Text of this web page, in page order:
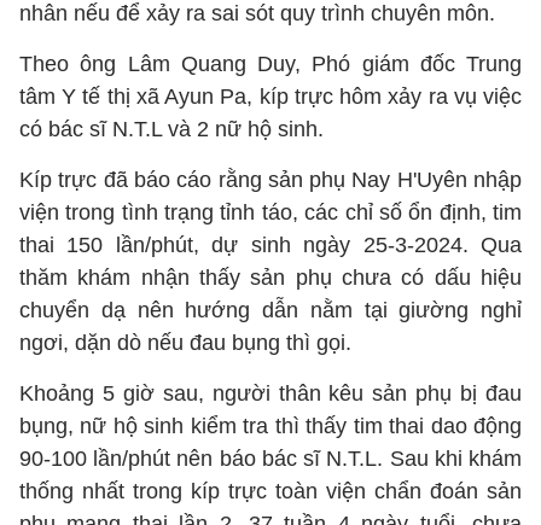
nhân nếu để xảy ra sai sót quy trình chuyên môn.
Theo ông Lâm Quang Duy, Phó giám đốc Trung
tâm Y tế thị xã Ayun Pa, kíp trực hôm xảy ra vụ việc
có bác sĩ N.T.L và 2 nữ hộ sinh.
Kíp trực đã báo cáo rằng sản phụ Nay H'Uyên nhập
viện trong tình trạng tỉnh táo, các chỉ số ổn định, tim
thai 150 lần/phút, dự sinh ngày 25-3-2024. Qua
thăm khám nhận thấy sản phụ chưa có dấu hiệu
chuyển dạ nên hướng dẫn nằm tại giường nghỉ
ngơi, dặn dò nếu đau bụng thì gọi.
Khoảng 5 giờ sau, người thân kêu sản phụ bị đau
bụng, nữ hộ sinh kiểm tra thì thấy tim thai dao động
90-100 lần/phút nên báo bác sĩ N.T.L. Sau khi khám
thống nhất trong kíp trực toàn viện chẩn đoán sản